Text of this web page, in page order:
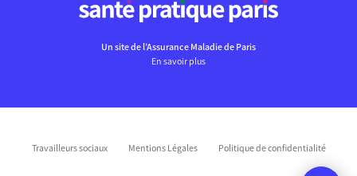
Un site de l’Assurance Maladie de Paris
En savoir plus
Travailleurs sociaux Mentions Légales Politique de confidentialité